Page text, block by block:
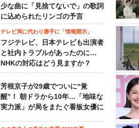
少な曲に「見捨てないで」の歌詞
に込められたリンゴの予言
テレビ局に代わり勝手に「情報開示」
フジテレビ、日本テレビも出演者
と社内トラブルがあったのに…
NHKの対応はどう見ますか？
芳根京子が29歳でついに“覚
醒”！ 朝ドラから10年…「地味な
実力派」が局をまたぐ看板女優に